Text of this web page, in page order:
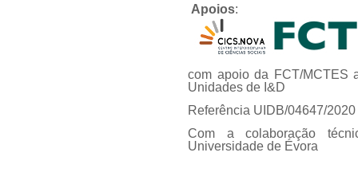
Apoios:
com apoio da FCT/MCTES
Unidades de I&D
Referência UIDB/04647/2020
Com a colaboração
Universidade de Évora